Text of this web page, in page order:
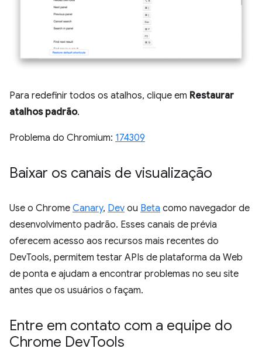
Para redefinir todos os atalhos, clique em Restaurar
atalhos padrão.
Problema do Chromium: 174309
Baixar os canais de visualização
Use o Chrome Canary, Dev ou Beta como navegador de
desenvolvimento padrão. Esses canais de prévia
oferecem acesso aos recursos mais recentes do
DevTools, permitem testar APIs de plataforma da Web
de ponta e ajudam a encontrar problemas no seu site
antes que os usuários o façam.
Entre em contato com a equipe do
Chrome DevTools